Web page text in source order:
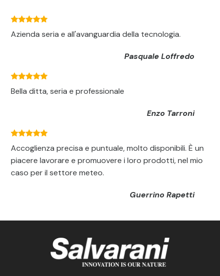
Azienda seria e all'avanguardia della tecnologia.
Pasquale Loffredo
Bella ditta, seria e professionale
Enzo Tarroni
Accoglienza precisa e puntuale, molto disponibili. È un
piacere lavorare e promuovere i loro prodotti, nel mio
caso per il settore meteo.
Guerrino Rapetti